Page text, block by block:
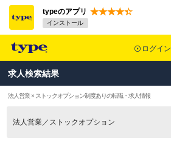
typeのアプリ
インストール
ログイン
求人検索結果
法人営業 × ストックオプション制度ありの転職・求人情報
法人営業／ストックオプション